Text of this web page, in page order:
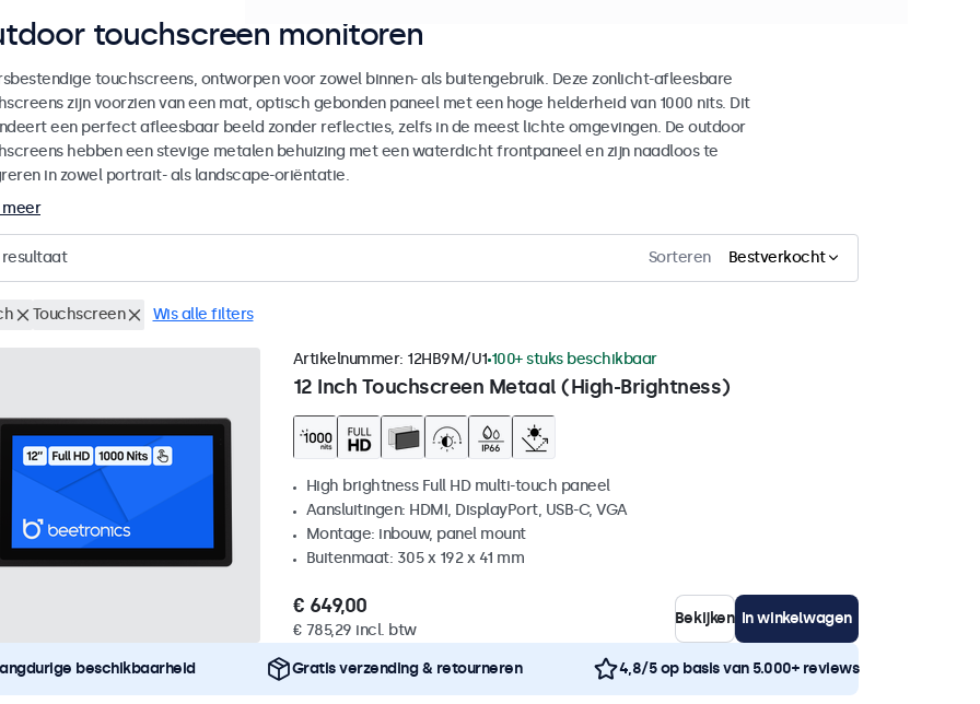
touchscreen monitoren
touchscreens, ontworpen voor zowel binnen- als buitengebruik. Deze zonlicht-afleesbare
zijn voorzien van een mat, optisch gebonden paneel met een hoge helderheid van 1000 nits. Dit
een perfect afleesbaar beeld zonder reflecties, zelfs in de meest lichte omgevingen. De outdoor
hebben een stevige metalen behuizing met een waterdicht frontpaneel en zijn naadloos te
in zowel portrait- als landscape-oriëntatie.
meer
resultaat Sorteren Bestverkocht
Touchscreen Wis alle filters
12 Inch Touchscreen Metaal (High-Brightness)
Artikelnummer: 12HB9M/U1 100+ stuks beschikbaar
High brightness Full HD multi-touch paneel
Aansluitingen: HDMI, DisplayPort, USB-C, VGA
Montage: inbouw, panel mount
Buitenmaat: 305 x 192 x 41 mm
€ 649,00
€ 785,29 incl. btw
Bekijken In winkelwagen
beschikbaarheid Gratis verzending & retourneren 4,8/5 op basis van 5.000+ reviews